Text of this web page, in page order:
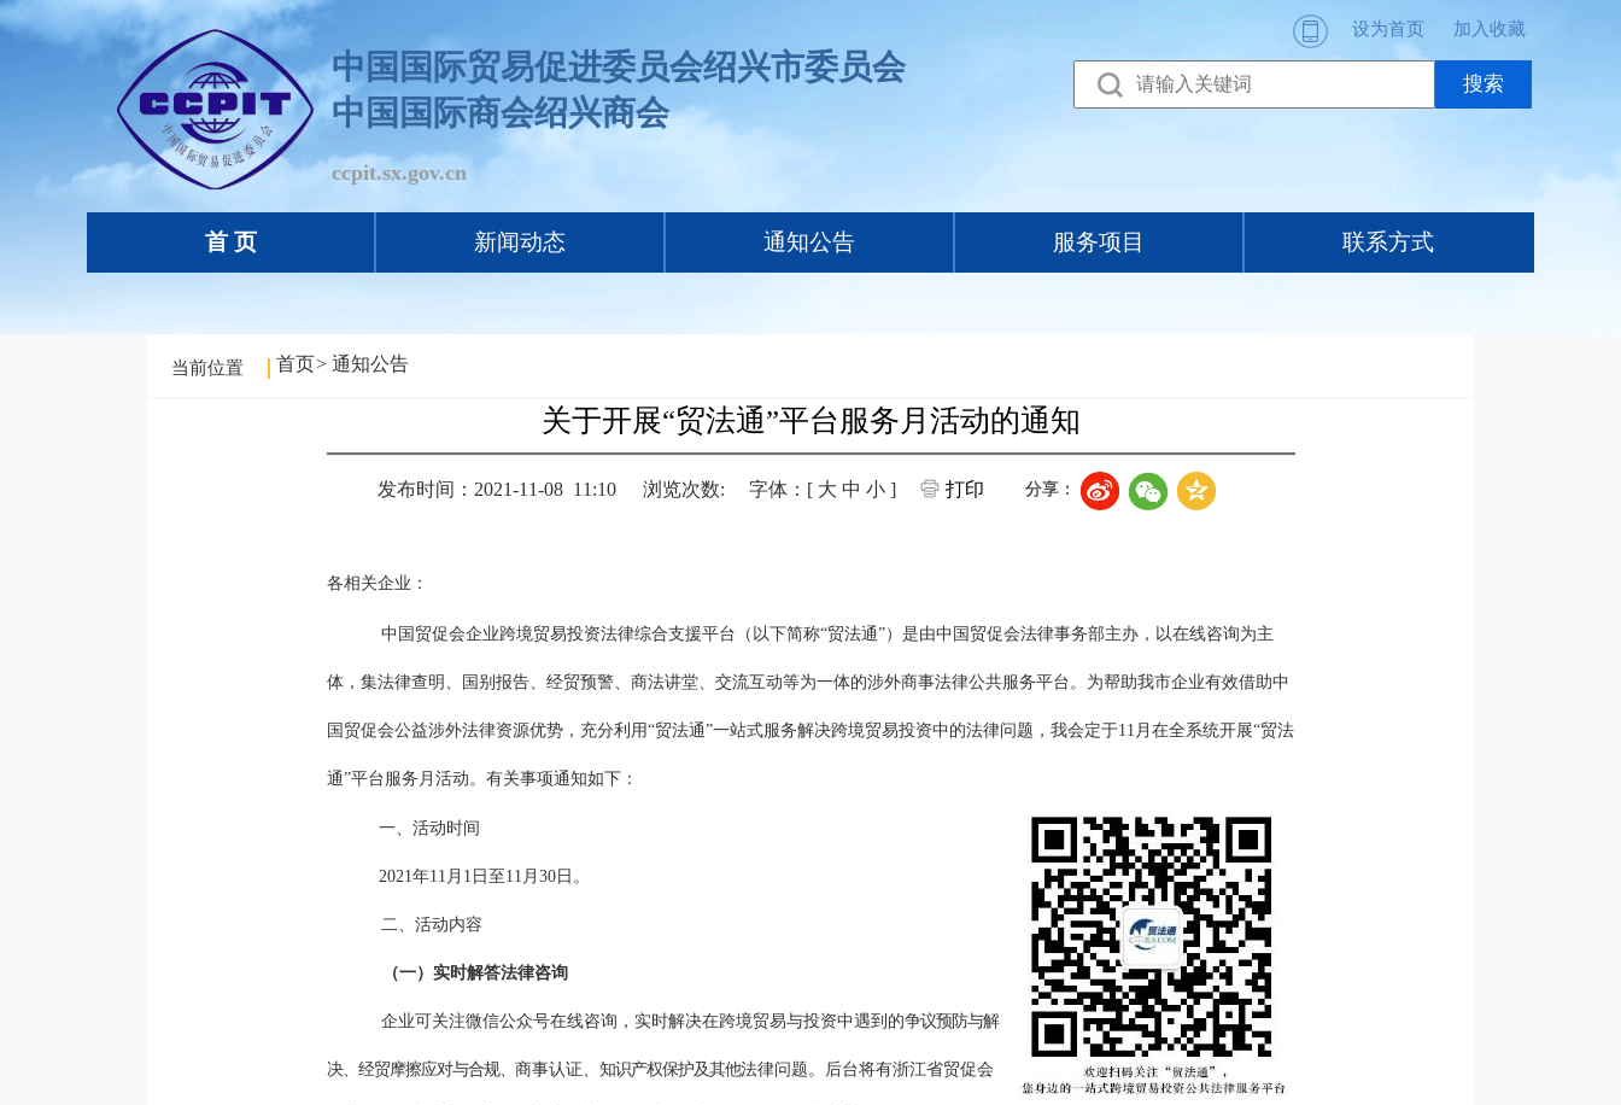
中国国际贸易促进委员会绍兴市委员会
中国国际商会绍兴商会
ccpit.sx.gov.cn
设为首页 加入收藏
首 页 新闻动态 通知公告 服务项目 联系方式
当前位置 首页> 通知公告
关于开展“贸法通”平台服务月活动的通知
发布时间：2021-11-08 11:10 浏览次数: 字体：[ 大 中 小] 打印 分享：
各相关企业：
中国贸促会企业跨境贸易投资法律综合支援平台（以下简称“贸法通”）是由中国贸促会法律事务部主办，以在线咨询为主
体，集法律查明、国别报告、经贸预警、商法讲堂、交流互动等为一体的涉外商事法律公共服务平台。为帮助我市企业有效借助中
国贸促会公益涉外法律资源优势，充分利用“贸法通”一站式服务解决跨境贸易投资中的法律问题，我会定于11 月在全系统开展“贸法
通”平台服务月活动。有关事项通知如下：
一、活动时间
2021年11 月 1 日至 11 月 30日。
二、活动内容
（一）实时解答法律咨询
企业可关注微信公众号在线咨询，实时解决在跨境贸易与投资中遇到的争议预防与解
决、经贸摩擦应对与合规、 商事认证、 知识产权保护及其他法律问题。后台将有浙江省贸促会